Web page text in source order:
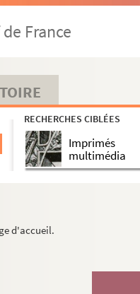
France
RECHERCHES CIBLÉES
Imprimés
multimédia
d'accueil.